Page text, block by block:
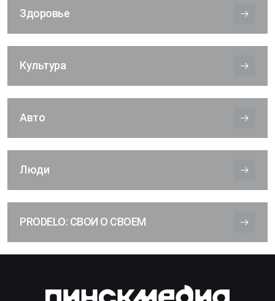
Здоровье
Культура
Авто
Люди
PRODELO: СВОИ О СВОЕМ